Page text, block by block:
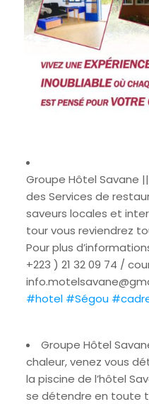
Groupe Hôtel Savane
des Services de
saveurs locales et
tour vous reviendrez
Pour plus
+223 ) 21 32 09 74 /
#hotel #Ségou
Groupe Hôtel
chaleur, venez vous
la piscine de l’hôtel
se détendre en toute